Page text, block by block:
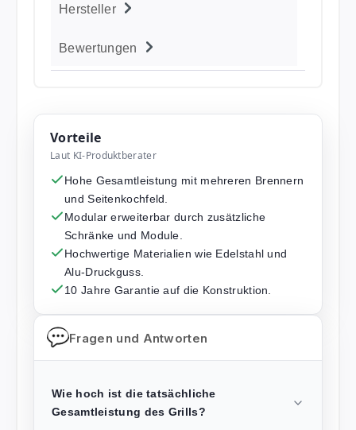
Hersteller
Bewertungen
Vorteile
Laut KI-Produktberater
Hohe Gesamtleistung mit mehreren Brennern
und Seitenkochfeld.
Modular erweiterbar durch zusätzliche
Schränke und Module.
Hochwertige Materialien wie Edelstahl und
Alu-Druckguss.
10 Jahre Garantie auf die Konstruktion.
Fragen und Antworten
Wie hoch ist die tatsächliche
Gesamtleistung des Grills?